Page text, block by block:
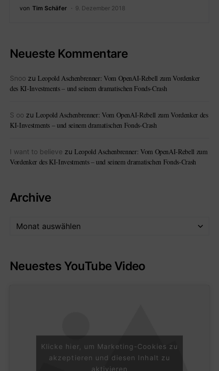
von Tim Schäfer 9. Dezember 2018
Neueste Kommentare
Snoo zu Leopold Aschenbrenner: Vom OpenAI-Rebell zum Vordenker
des KI-Investments – und seinem dramatischen Fonds-Crash
S oo zu Leopold Aschenbrenner: Vom OpenAI-Rebell zum Vordenker des
KI-Investments – und seinem dramatischen Fonds-Crash
I want to believe zu Leopold Aschenbrenner: Vom OpenAI-Rebell zum
Vordenker des KI-Investments – und seinem dramatischen Fonds-Crash
Archive
Neuestes YouTube Video
Klicke hier, um Marketing-Cookies zu
akzeptieren und diesen Inhalt zu
aktivieren